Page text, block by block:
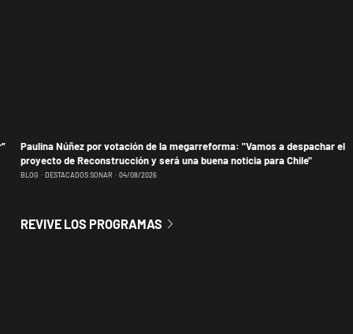
Paulina Núñez por votación de la megarreforma: "Vamos a despachar el
proyecto de Reconstrucción y será una buena noticia para Chile"
BLOG DESTACADOS SONAR 04/08/2026
REVIVE LOS PROGRAMAS